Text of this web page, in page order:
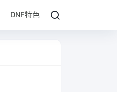
DNF特色